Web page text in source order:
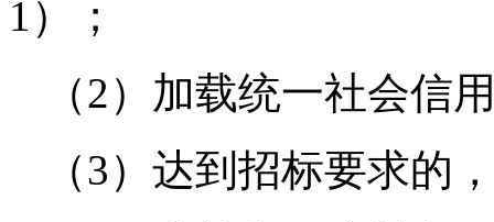
1）；
（2）加载统一社会信
（3）达到招标要求的